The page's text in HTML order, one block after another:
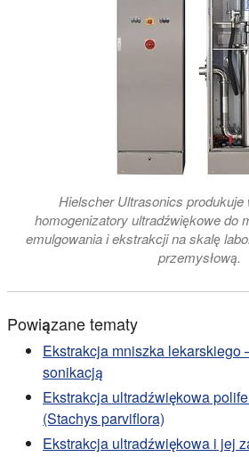
Hielscher Ultrasonics
homogenizatory ultradźwiękowe do
emulgowania i ekstrakcji na skalę
przemysłową.
Powiązane tematy
Ekstrakcja mniszka lekarskiego
sonikacją
Ekstrakcja ultradźwiękowa
(Stachys parviflora)
Ekstrakcja ultradźwiękowa i jej